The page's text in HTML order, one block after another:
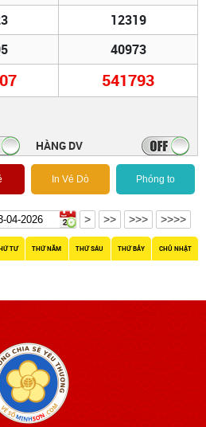
12319
40973
541793
HÀNG DV
In Vé Dò Phóng to
> >> >>> >>>>
TƯ THỨ NĂM THỨ SÁU THỨ BẢY CHỦ NHẬT